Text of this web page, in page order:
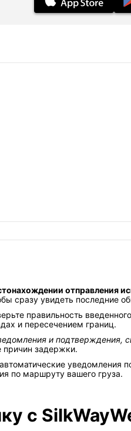
отправления
сразу увидеть последние
правильность
и пересечением границ.
и подтверждения,
причин задержки.
уведомления
по маршруту вашего груза.
с